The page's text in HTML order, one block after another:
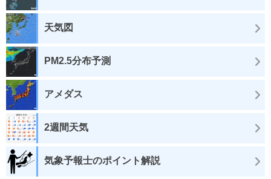
天気図
PM2.5分布予測
アメダス
2週間天気
気象予報士のポイント解説